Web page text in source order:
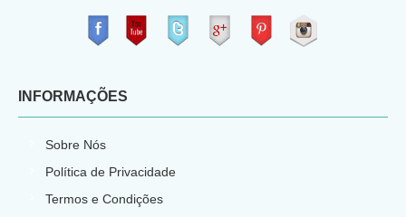
INFORMAÇÕES
Sobre Nós
Política de Privacidade
Termos e Condições